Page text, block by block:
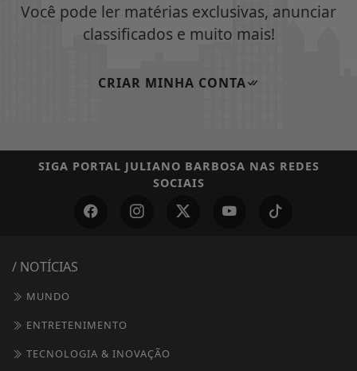
Você pode ler matérias exclusivas, anunciar
classificados e muito mais!
CRIAR MINHA CONTA
SIGA PORTAL JULIANO BARBOSA NAS REDES
SOCIAIS
/ NOTÍCIAS
MUNDO
ENTRETENIMENTO
TECNOLOGIA & INOVAÇÃO